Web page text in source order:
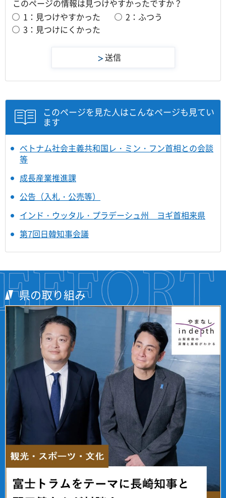
このページの情報は見つけやすかったですか？
1：見つけやすかった
2：ふつう
3：見つけにくかった
このページを見た人はこんなページも見てい
ます
ベトナム社会主義共和国レ・ミン・フン首相との会談
等
成長産業推進課
公告（入札・公売等）
インド・ウッタル・プラデーシュ州 ヨギ首相来県
第7回日韓知事会議
県の取り組み